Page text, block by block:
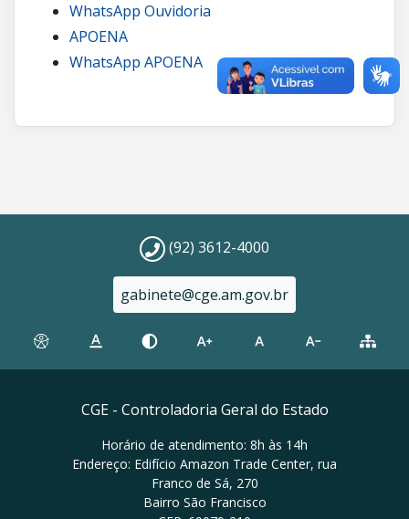
WhatsApp Ouvidoria
APOENA
WhatsApp APOENA
(92) 3612-4000
gabinete@cge.am.gov.br
CGE - Controladoria Geral do Estado
Horário de atendimento: 8h às 14h
Endereço: Edifício Amazon Trade Center, rua
Franco de Sá, 270
Bairro São Francisco